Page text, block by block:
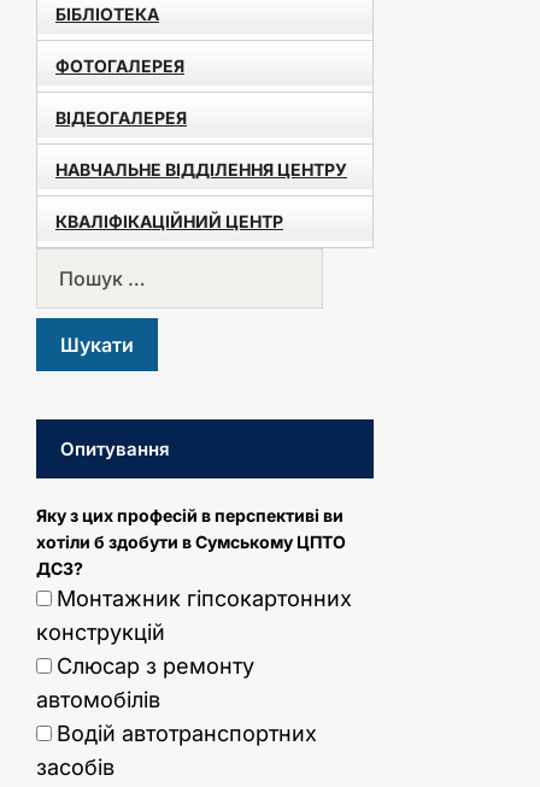
БІБЛІОТЕКА
ФОТОГАЛЕРЕЯ
ВІДЕОГАЛЕРЕЯ
НАВЧАЛЬНЕ ВІДДІЛЕННЯ ЦЕНТРУ
КВАЛІФІКАЦІЙНИЙ ЦЕНТР
Опитування
Яку з цих професій в перспективі ви
хотіли б здобути в Сумському ЦПТО
ДСЗ?
Монтажник гіпсокартонних
конструкцій
Слюсар з ремонту
автомобілів
Водій автотранспортних
засобів